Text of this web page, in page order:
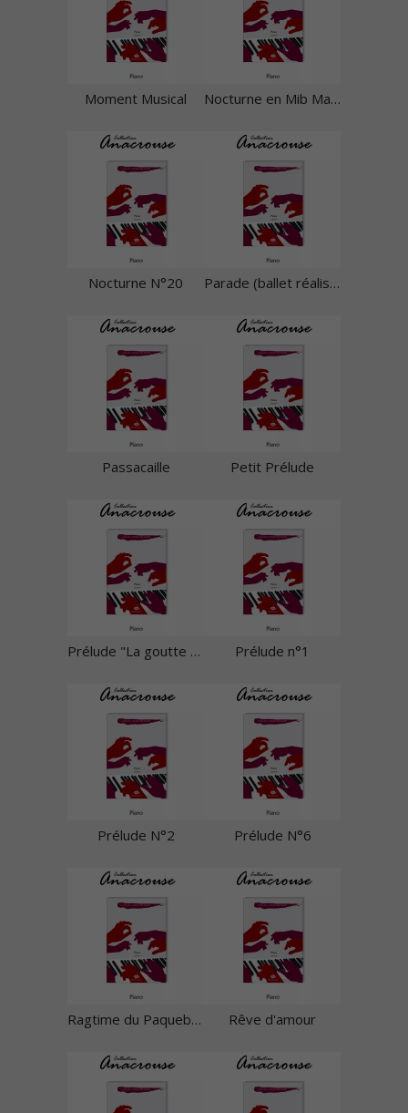
Moment Musical Nocturne en Mib Majeur
Nocturne N°20 Parade (ballet réaliste)
Passacaille Petit Prélude
Prélude "La goutte d'eau" Prélude n°1
Prélude N°2 Prélude N°6
Ragtime du Paquebot (extrait du ballet Parade) Rêve d'amour